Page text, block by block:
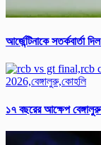
আর্জে‌ন্টিনাকে সতর্ক‌বার্তা‌
১৭ বছরের আক্ষেপ